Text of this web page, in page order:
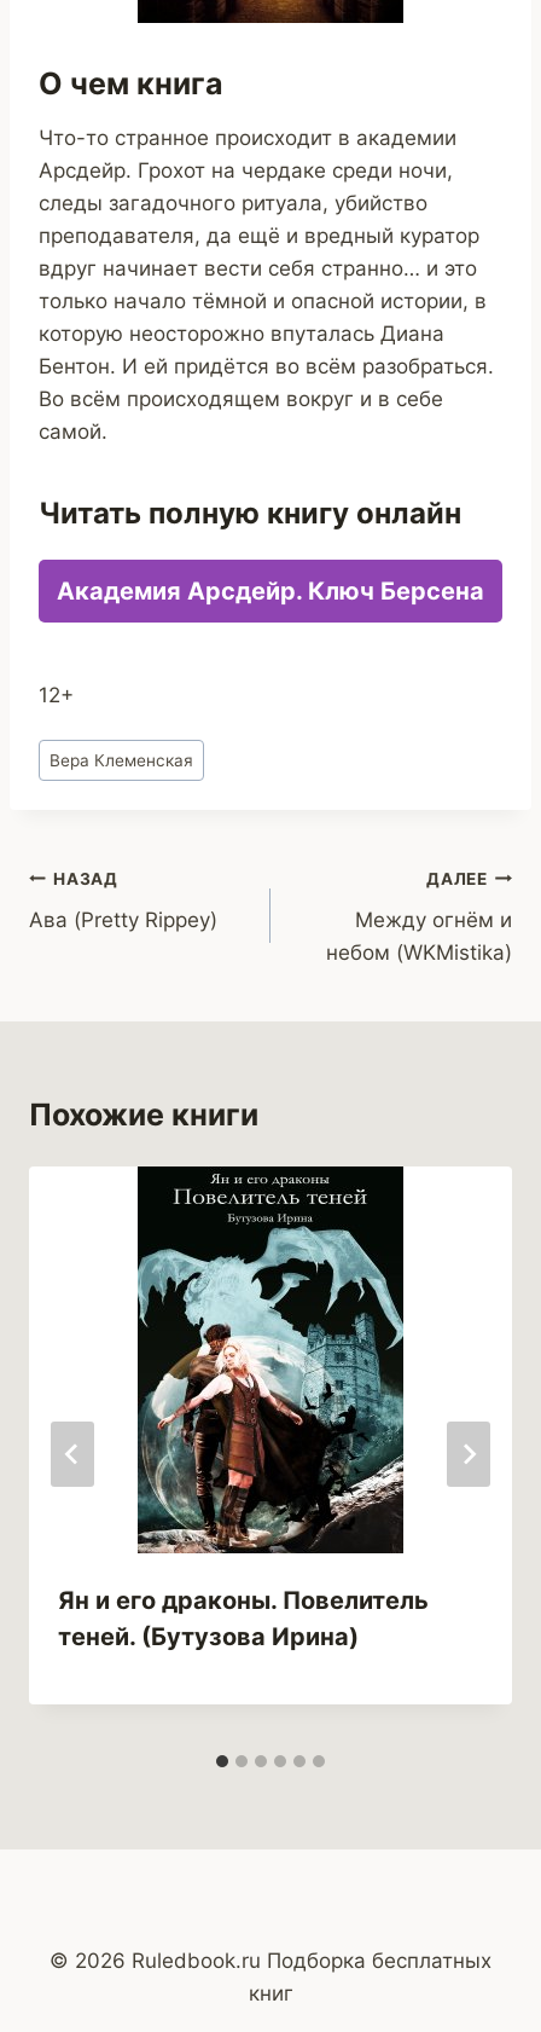
О чем книга
Что-то странное происходит в академии
Арсдейр. Грохот на чердаке среди ночи,
следы загадочного ритуала, убийство
преподавателя, да ещё и вредный куратор
вдруг начинает вести себя странно… и это
только начало тёмной и опасной истории, в
которую неосторожно впуталась Диана
Бентон. И ей придётся во всём разобраться.
Во всём происходящем вокруг и в себе
самой.
Читать полную книгу онлайн
Академия Арсдейр. Ключ Берсена
12+
Метки
записи:
Вера Клеменская
Навигация
по
НАЗАД
Ава (Pretty Rippey)
ДАЛЕЕ
Между огнём и
небом (WKMistika)
Похожие книги
Ян и его драконы. Повелитель
теней. (Бутузова Ирина)
© 2026 Ruledbook.ru Подборка бесплатных
книг